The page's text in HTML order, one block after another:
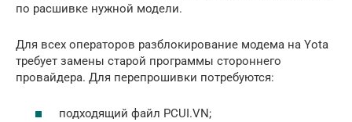
по расшивке нужной модели.
Для всех операторов разблокирование модема на Yota
требует замены старой программы стороннего
провайдера. Для перепрошивки потребуются:
подходящий файл PCUI.VN;